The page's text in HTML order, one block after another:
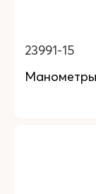
23991-15